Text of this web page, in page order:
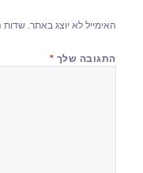
האימייל לא יוצג באתר. שדות
התגובה שלך *